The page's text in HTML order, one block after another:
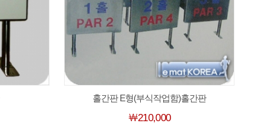
홀간판 E형(부식작업함)홀간판
￦210,000